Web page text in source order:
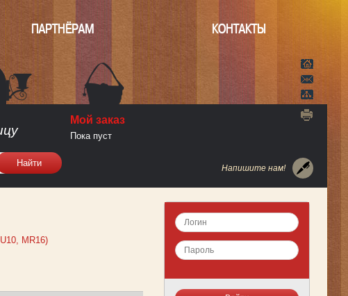
ПАРТНЁРАМ КОНТАКТЫ
Напишите нам!
Мой заказ
Пока пуст
MR16)